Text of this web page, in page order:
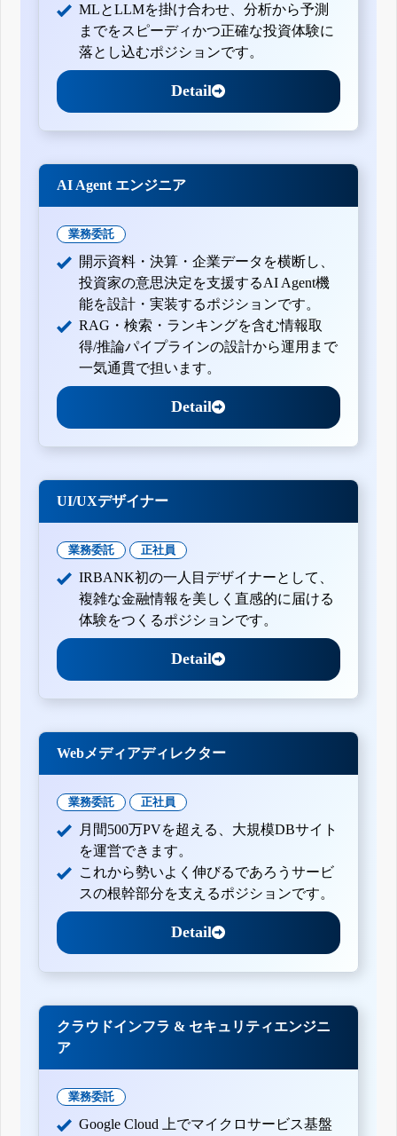
MLとLLMを掛け合わせ、分析から予測
までをスピーディかつ正確な投資体験に
落とし込むポジションです。
Detail
AI Agent エンジニア
業務委託
開示資料・決算・企業データを横断し、
投資家の意思決定を支援するAI Agent機
能を設計・実装するポジションです。
RAG・検索・ランキングを含む情報取
得/推論パイプラインの設計から運用まで
一気通貫で担います。
Detail
UI/UXデザイナー
業務委託 正社員
IRBANK初の一人目デザイナーとして、
複雑な金融情報を美しく直感的に届ける
体験をつくるポジションです。
Detail
Webメディアディレクター
業務委託 正社員
月間500万PVを超える、大規模DBサイト
を運営できます。
これから勢いよく伸びるであろうサービ
スの根幹部分を支えるポジションです。
Detail
クラウドインフラ & セキュリティエンジニ
ア
業務委託
Google Cloud 上でマイクロサービス基盤